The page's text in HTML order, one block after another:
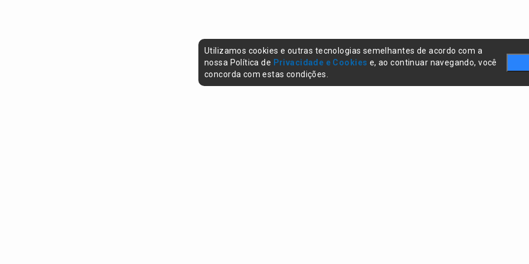
Utilizamos cookies e outras tecnologias semelhantes de acordo com a
nossa Política de Privacidade e Cookies e, ao continuar navegando, você
concorda com estas condições.